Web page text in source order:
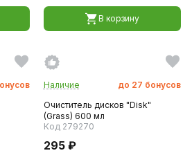
В корзину
Наличие до 27 бонусов
Очиститель дисков "Disk"
(Grass) 600 мл
Код 279270
295 ₽